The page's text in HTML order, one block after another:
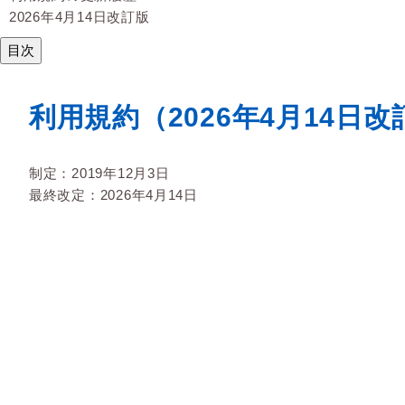
2026年4月14日改訂版
目次
利用規約（2026年4月14日改
制定：2019年12月3日
最終改定：2026年4月14日